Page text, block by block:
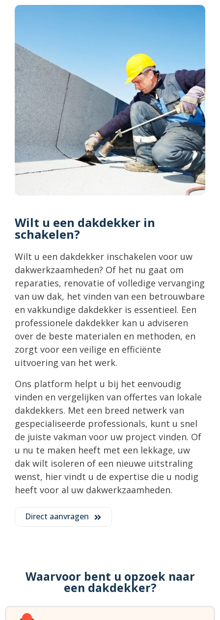
Wilt u een dakdekker in
schakelen?
Wilt u een dakdekker inschakelen voor uw
dakwerkzaamheden? Of het nu gaat om
reparaties, renovatie of volledige vervanging
van uw dak, het vinden van een betrouwbare
en vakkundige dakdekker is essentieel. Een
professionele dakdekker kan u adviseren
over de beste materialen en methoden, en
zorgt voor een veilige en efficiënte
uitvoering van het werk.
Ons platform helpt u bij het eenvoudig
vinden en vergelijken van offertes van lokale
dakdekkers. Met een breed netwerk van
gespecialiseerde professionals, kunt u snel
de juiste vakman voor uw project vinden. Of
u nu te maken heeft met een lekkage, uw
dak wilt isoleren of een nieuwe uitstraling
wenst, hier vindt u de expertise die u nodig
heeft voor al uw dakwerkzaamheden.
Direct aanvragen
Waarvoor bent u opzoek naar
een dakdekker?